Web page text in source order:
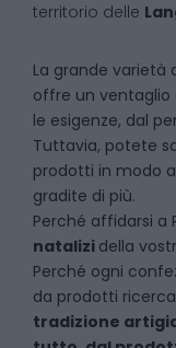
territorio delle
La grande varietà
offre un ventaglio
le esigenze, dal
Tuttavia, potete
prodotti in modo
gradite di più.
Perché affidarsi a
natalizi della
Perché ogni
da prodotti
tradizione